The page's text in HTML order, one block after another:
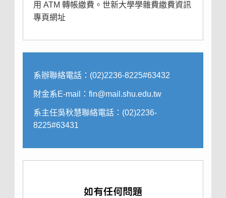
用 ATM 轉帳繳費。 世新大學學雜費繳費資訊
專頁網址
系辦聯絡電話：(02)2236-8225#63432
財金系E-mail：fin@mail.shu.edu.tw
系主任吳秋慧聯絡電話：(02)2236-
8225#63431